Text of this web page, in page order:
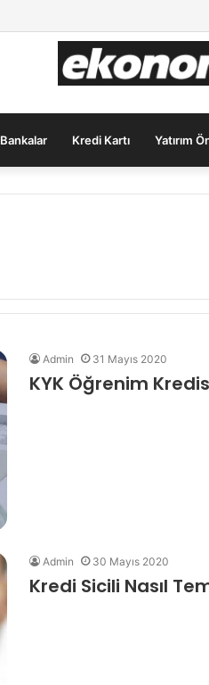
Güvenli Liman: Altın Hâlâ İlk Sırada
Bankalar Kredi Kartı Yatırım
Admin 31 Mayıs 2020
KYK Öğrenim Kredisi
Admin 30 Mayıs 2020
Kredi Sicili Nasıl